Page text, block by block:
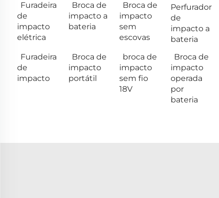
Furadeira
de
impacto
elétrica
Broca de
impacto a
bateria
Broca de
impacto
sem
escovas
Perfurador
de
impacto a
bateria
Furadeira
de
impacto
Broca de
impacto
portátil
broca de
impacto
sem fio
18V
Broca de
impacto
operada
por
bateria